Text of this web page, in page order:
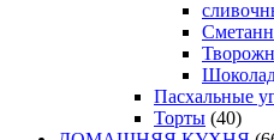
Пасхальные
Торты (40)